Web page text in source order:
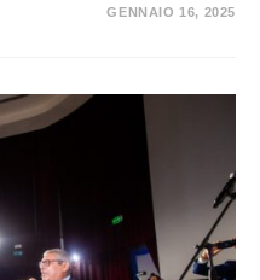
GENNAIO 16, 2025